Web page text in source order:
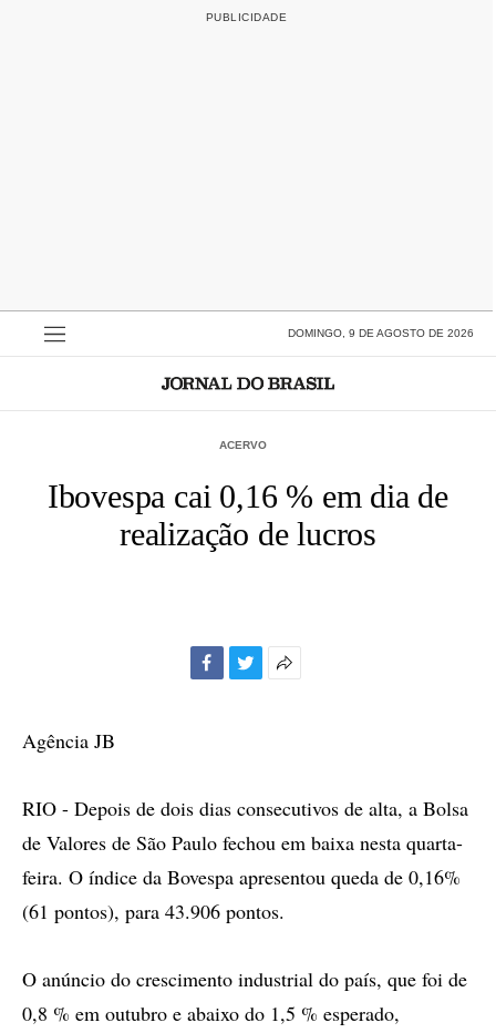
DOMINGO, 9 DE AGOSTO DE 2026
ACERVO
Ibovespa cai 0,16 % em dia de
realização de lucros
Agência JB
RIO - Depois de dois dias consecutivos de alta, a Bolsa
de Valores de São Paulo fechou em baixa nesta quarta-
feira. O índice da Bovespa apresentou queda de 0,16%
(61 pontos), para 43.906 pontos.
O anúncio do crescimento industrial do país, que foi de
0,8 % em outubro e abaixo do 1,5 % esperado,